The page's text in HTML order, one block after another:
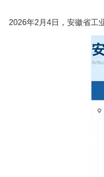
2026年2月4日，安徽省工